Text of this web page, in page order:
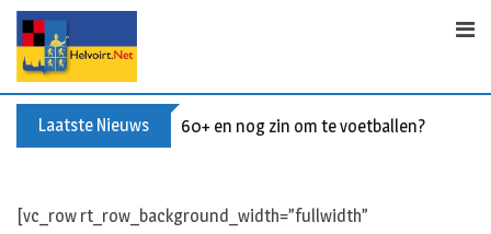
p
Laatste Nieuws 60+ en nog zin om te voetballen? Kom
[vc_row rt_row_background_width=”fullwidth”